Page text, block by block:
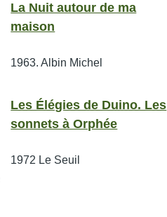
La Nuit autour de ma
maison
1963. Albin Michel
Les Élégies de Duino. Les
sonnets à Orphée
1972 Le Seuil